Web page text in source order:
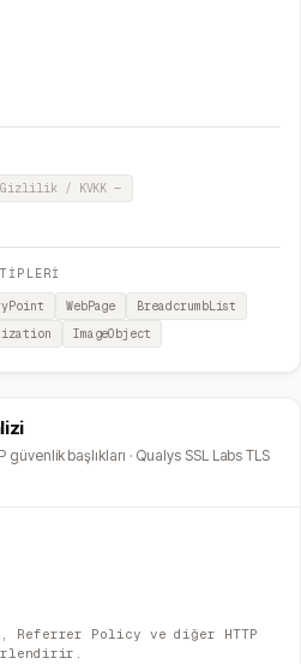
Gizlilik / KVKK —
WebPage
BreadcrumbList
ImageObject
başlıkları · Qualys SSL Labs TLS
Referrer Policy ve diğer HTTP